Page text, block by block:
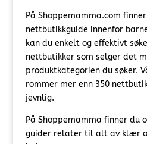
På Shoppemamma.com
nettbutikkguide innenfor
kan du enkelt og effektivt
nettbutikker som selger det
produktkategorien du søker.
rommer mer enn 350
jevnlig.
På Shoppemamma finner du
guider relater til alt av klær